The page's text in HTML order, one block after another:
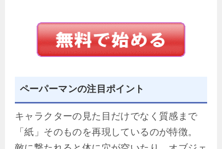
ペーパーマンの注目ポイント
キャラクターの見た目だけでなく質感まで
「紙」そのものを再現しているのが特徴。